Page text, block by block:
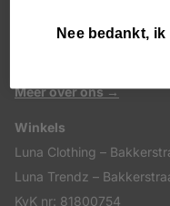
mannen, vrouwen en
Meer over ons →
Winkels
Luna Clothing –
Luna Trendz –
KvK nr: 81800754
Nee bedankt,